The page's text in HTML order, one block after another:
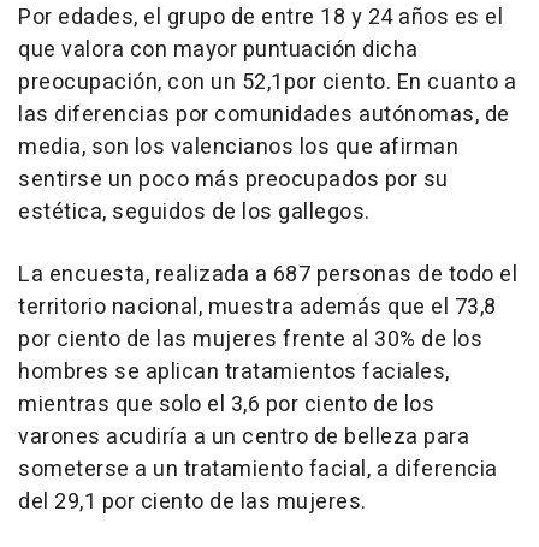
Por edades, el grupo de entre 18 y 24 años es el
que valora con mayor puntuación dicha
preocupación, con un 52,1por ciento. En cuanto a
las diferencias por comunidades autónomas, de
media, son los valencianos los que afirman
sentirse un poco más preocupados por su
estética, seguidos de los gallegos.
La encuesta, realizada a 687 personas de todo el
territorio nacional, muestra además que el 73,8
por ciento de las mujeres frente al 30% de los
hombres se aplican tratamientos faciales,
mientras que solo el 3,6 por ciento de los
varones acudiría a un centro de belleza para
someterse a un tratamiento facial, a diferencia
del 29,1 por ciento de las mujeres.